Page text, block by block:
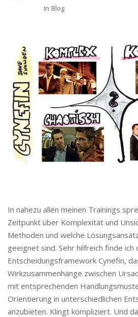
In Blog
In nahezu allen meinen Trainings
Zeitpunkt über Komplexität und
Methoden und welche
geeignet sind. Sehr hilfreich finde ich
Entscheidungsframework Cynefin,
Wirkzusammenhänge zwischen
mit entsprechenden
Orientierung in unterschiedlichen
anzubieten. Klingt kompliziert. Und